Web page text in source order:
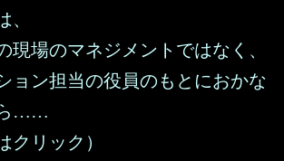
、
現場のマネジメントではなく、
ョン担当の役員のもとにおかな
ら……
クリック）